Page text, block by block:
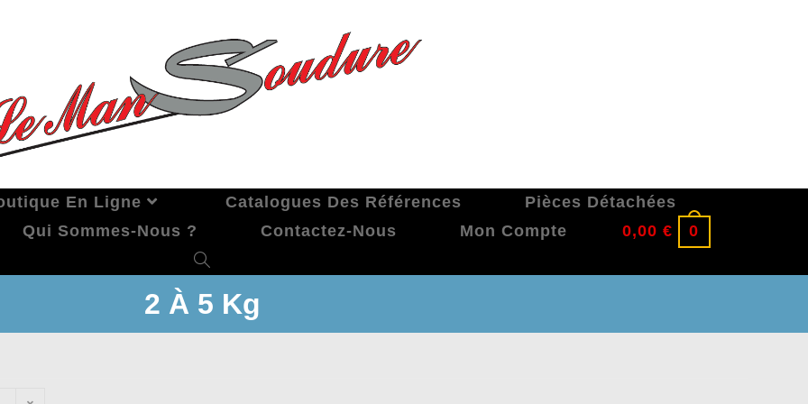
En Ligne Catalogues Des Références
Pièces Détachées
Qui Sommes-Nous ? Contactez-Nous Mon Compte 0,00 € 0
2 À 5 Kg